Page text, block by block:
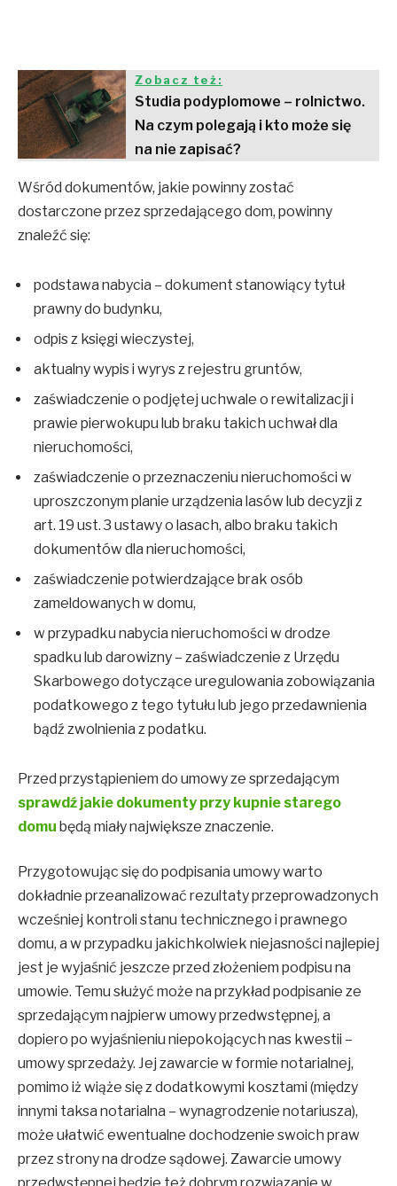
Zobacz też:
Studia podyplomowe – rolnictwo.
Na czym polegają i kto może się
na nie zapisać?
Wśród dokumentów, jakie powinny zostać
dostarczone przez sprzedającego dom, powinny
znaleźć się:
podstawa nabycia – dokument stanowiący tytuł
prawny do budynku,
odpis z księgi wieczystej,
aktualny wypis i wyrys z rejestru gruntów,
zaświadczenie o podjętej uchwale o rewitalizacji i
prawie pierwokupu lub braku takich uchwał dla
nieruchomości,
zaświadczenie o przeznaczeniu nieruchomości w
uproszczonym planie urządzenia lasów lub decyzji z
art. 19 ust. 3 ustawy o lasach, albo braku takich
dokumentów dla nieruchomości,
zaświadczenie potwierdzające brak osób
zameldowanych w domu,
w przypadku nabycia nieruchomości w drodze
spadku lub darowizny – zaświadczenie z Urzędu
Skarbowego dotyczące uregulowania zobowiązania
podatkowego z tego tytułu lub jego przedawnienia
bądź zwolnienia z podatku.
Przed przystąpieniem do umowy ze sprzedającym
sprawdź jakie dokumenty przy kupnie starego
domu będą miały największe znaczenie.
Przygotowując się do podpisania umowy warto
dokładnie przeanalizować rezultaty przeprowadzonych
wcześniej kontroli stanu technicznego i prawnego
domu, a w przypadku jakichkolwiek niejasności najlepiej
jest je wyjaśnić jeszcze przed złożeniem podpisu na
umowie. Temu służyć może na przykład podpisanie ze
sprzedającym najpierw umowy przedwstępnej, a
dopiero po wyjaśnieniu niepokojących nas kwestii –
umowy sprzedaży. Jej zawarcie w formie notarialnej,
pomimo iż wiąże się z dodatkowymi kosztami (między
innymi taksa notarialna – wynagrodzenie notariusza),
może ułatwić ewentualne dochodzenie swoich praw
przez strony na drodze sądowej. Zawarcie umowy